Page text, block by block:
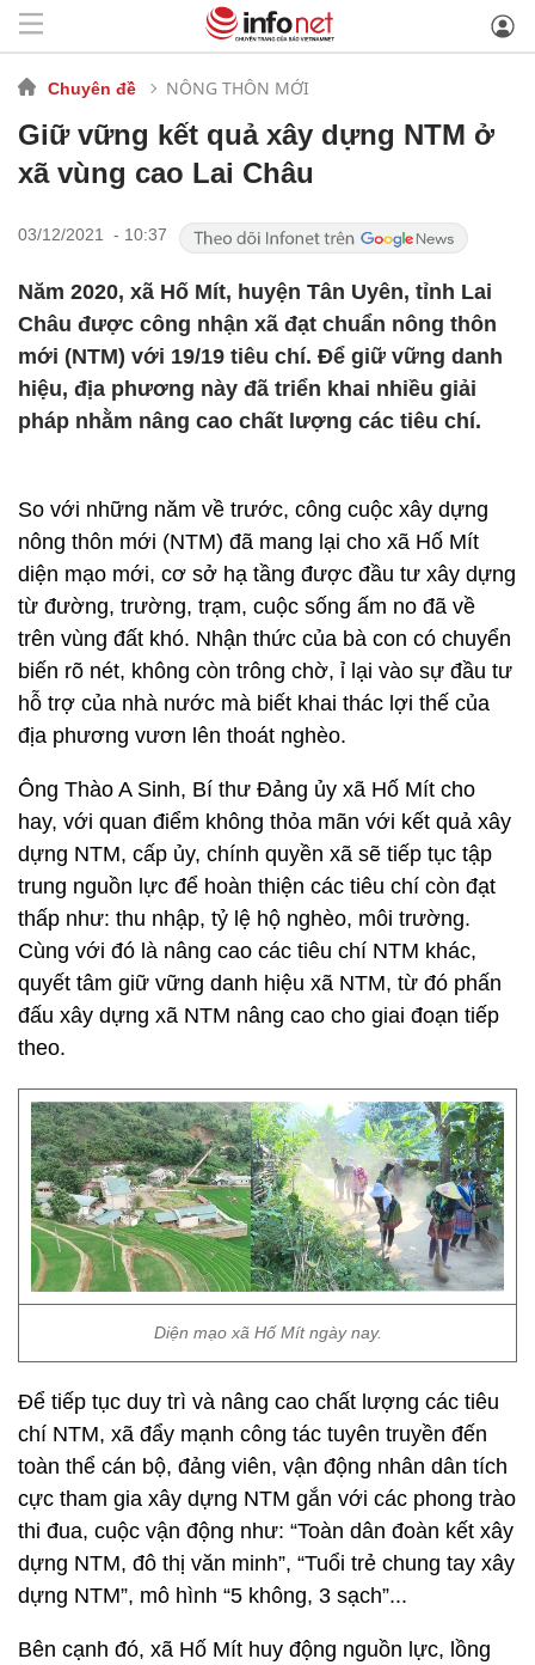
Chuyên đề NÔNG THÔN MỚI
Giữ vững kết quả xây dựng NTM ở
xã vùng cao Lai Châu
03/12/2021 - 10:37
Năm 2020, xã Hố Mít, huyện Tân Uyên, tỉnh Lai
Châu được công nhận xã đạt chuẩn nông thôn
mới (NTM) với 19/19 tiêu chí. Để giữ vững danh
hiệu, địa phương này đã triển khai nhiều giải
pháp nhằm nâng cao chất lượng các tiêu chí.
So với những năm về trước, công cuộc xây dựng
nông thôn mới (NTM) đã mang lại cho xã Hố Mít
diện mạo mới, cơ sở hạ tầng được đầu tư xây dựng
từ đường, trường, trạm, cuộc sống ấm no đã về
trên vùng đất khó. Nhận thức của bà con có chuyển
biến rõ nét, không còn trông chờ, ỉ lại vào sự đầu tư
hỗ trợ của nhà nước mà biết khai thác lợi thế của
địa phương vươn lên thoát nghèo.
Ông Thào A Sinh, Bí thư Đảng ủy xã Hố Mít cho
hay, với quan điểm không thỏa mãn với kết quả xây
dựng NTM, cấp ủy, chính quyền xã sẽ tiếp tục tập
trung nguồn lực để hoàn thiện các tiêu chí còn đạt
thấp như: thu nhập, tỷ lệ hộ nghèo, môi trường.
Cùng với đó là nâng cao các tiêu chí NTM khác,
quyết tâm giữ vững danh hiệu xã NTM, từ đó phấn
đấu xây dựng xã NTM nâng cao cho giai đoạn tiếp
theo.
Diện mạo xã Hố Mít ngày nay.
Để tiếp tục duy trì và nâng cao chất lượng các tiêu
chí NTM, xã đẩy mạnh công tác tuyên truyền đến
toàn thể cán bộ, đảng viên, vận động nhân dân tích
cực tham gia xây dựng NTM gắn với các phong trào
thi đua, cuộc vận động như: “Toàn dân đoàn kết xây
dựng NTM, đô thị văn minh”, “Tuổi trẻ chung tay xây
dựng NTM”, mô hình “5 không, 3 sạch”...
Bên cạnh đó, xã Hố Mít huy động nguồn lực, lồng